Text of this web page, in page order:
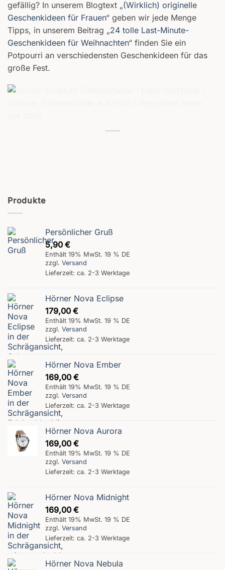
gefällig? In unserem Blogtext „(Wirklich) originelle
Geschenkideen für Frauen“ geben wir jede Menge
Tipps, in unserem Beitrag „24 tolle Last-Minute-
Geschenkideen für Weihnachten“ finden Sie ein
Potpourri an verschiedensten Geschenkideen für das
große Fest.
Produkte
Persönlicher Gruß
5,90 €
Enthält 19% MwSt. 19 % DE
zzgl. Versand
Lieferzeit: ca. 2-3 Werktage
Hörner Nova Eclipse
179,00 €
Enthält 19% MwSt. 19 % DE
zzgl. Versand
Lieferzeit: ca. 2-3 Werktage
Hörner Nova Ember
169,00 €
Enthält 19% MwSt. 19 % DE
zzgl. Versand
Lieferzeit: ca. 2-3 Werktage
Hörner Nova Aurora
169,00 €
Enthält 19% MwSt. 19 % DE
zzgl. Versand
Lieferzeit: ca. 2-3 Werktage
Hörner Nova Midnight
169,00 €
Enthält 19% MwSt. 19 % DE
zzgl. Versand
Lieferzeit: ca. 2-3 Werktage
Hörner Nova Nebula